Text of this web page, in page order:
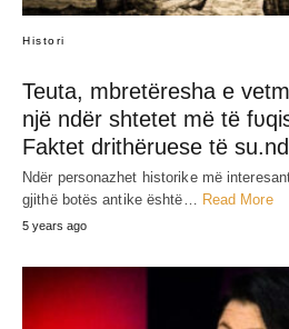
Histori
Teuta, mbretëresha e
një ndër shtetet më të
Faktet drithëruese të
Ndër personazhet historike më
gjithë botës antike është… Read More
5 years ago